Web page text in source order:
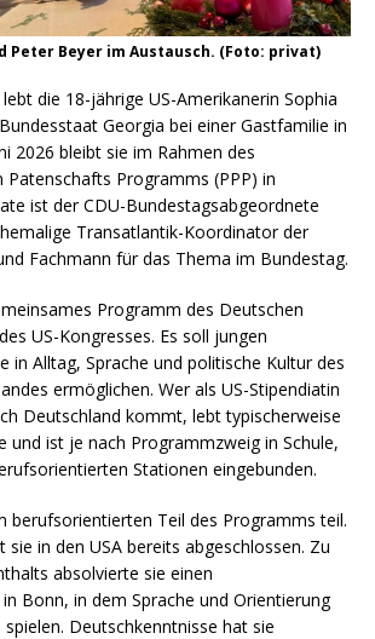
Peter Beyer im Austausch. (Foto: privat)
die 18-jährige US-Amerikanerin Sophia
Georgia bei einer Gastfamilie in
2026 bleibt sie im Rahmen des
Patenschafts Programms (PPP) in
ist der CDU-Bundestagsabgeordnete
Transatlantik-Koordinator der
Fachmann für das Thema im Bundestag.
Programm des Deutschen
US-Kongresses. Es soll jungen
in Alltag, Sprache und politische Kultur des
ermöglichen. Wer als US-Stipendiatin
Deutschland kommt, lebt typischerweise
und ist je nach Programmzweig in Schule,
Stationen eingebunden.
berufsorientierten Teil des Programms teil.
sie in den USA bereits abgeschlossen. Zu
absolvierte sie einen
Bonn, in dem Sprache und Orientierung
Deutschkenntnisse hat sie